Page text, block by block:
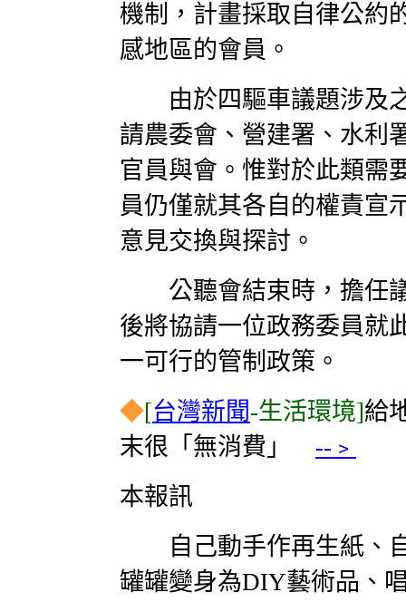
機制，計畫採取自律公約
感地區的會員。
由於四驅車議題涉及之
請農委會、營建署、水利
官員與會。惟對於此類需
員仍僅就其各自的權責宣
意見交換與探討。
公聽會結束時，擔任議
後將協請一位政務委員就
一可行的管制政策。
◆[台灣新聞-生活環境]給
末很「無消費」
--﹥
本報訊
自己動手作再生紙、
罐罐變身為DIY藝術品、